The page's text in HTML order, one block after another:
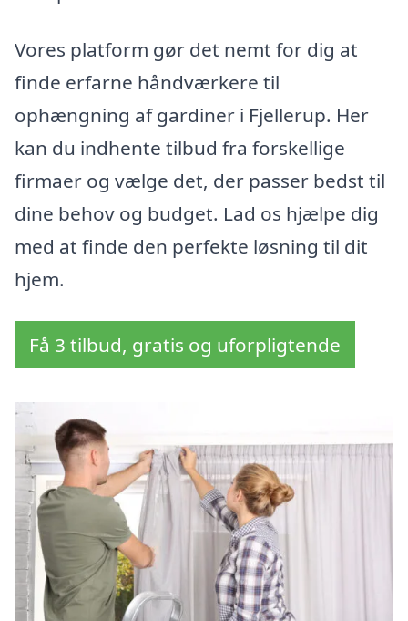
Vores platform gør det nemt for dig at
finde erfarne håndværkere til
ophængning af gardiner i Fjellerup. Her
kan du indhente tilbud fra forskellige
firmaer og vælge det, der passer bedst til
dine behov og budget. Lad os hjælpe dig
med at finde den perfekte løsning til dit
hjem.
Få 3 tilbud, gratis og uforpligtende